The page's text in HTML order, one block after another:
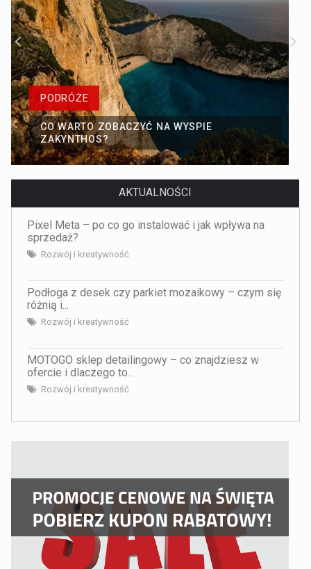
PODRÓŻE
CO WARTO ZOBACZYĆ NA WYSPIE
ZAKYNTHOS?
AKTUALNOŚCI
Pixel Meta – po co go instalować i jak wpływa na
sprzedaż?
Rozwój i kreatywność
Podłoga z desek czy parkiet mozaikowy – czym się
różnią i...
Rozwój i kreatywność
MOTOGO sklep detailingowy – co znajdziesz w
ofercie i dlaczego to...
Rozwój i kreatywność